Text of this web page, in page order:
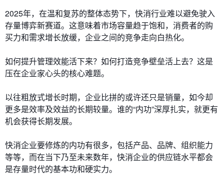
2025年，在温和复苏的整体态势下，快消行业难以避免驶入
存量博弈新赛道。这意味着市场容量趋于饱和，消费者的购
买力和需求增长放缓，企业之间的竞争走向白热化。
如何提升管理效能活下来？如何打造竞争壁垒活上去？这是
压在企业家心头的核心难题。
以往粗放式增长时期，企业比拼的或许还只是销量，如今却
更多是效率及效益的长期较量。谁的“内功”深厚扎实，就更有
机会获得长期发展。
快消企业要修炼的内功有很多，包括产品、品牌、组织能力
等等，而在当下乃至未来数年，快消企业的供应链水平都会
是存量时代的基本功和硬实力。